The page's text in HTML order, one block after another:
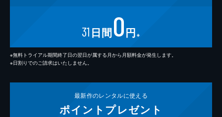
31 日間0円 ※
※無料トライアル期間終了日の翌日が属する月から月額料金が発生します。
※日割りでのご請求はいたしません。
最新作のレンタルに使える
ポイント プレゼント